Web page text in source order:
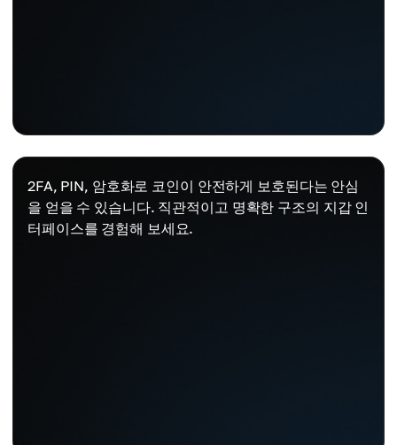
2FA, PIN, 암호화로 코인이 안전하게 보호된다는 안심
을 얻을 수 있습니다. 직관적이고 명확한 구조의 지갑 인
터페이스를 경험해 보세요.